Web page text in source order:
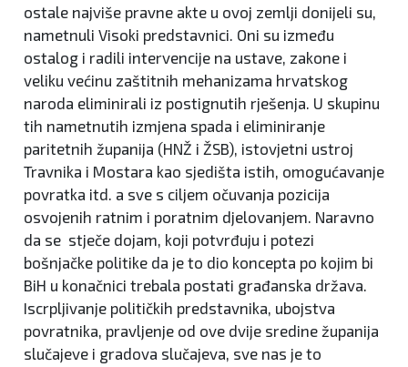
ostale najviše pravne akte u ovoj zemlji donijeli su,
nametnuli Visoki predstavnici. Oni su između
ostalog i radili intervencije na ustave, zakone i
veliku većinu zaštitnih mehanizama hrvatskog
naroda eliminirali iz postignutih rješenja. U skupinu
tih nametnutih izmjena spada i eliminiranje
paritetnih županija (HNŽ i ŽSB), istovjetni ustroj
Travnika i Mostara kao sjedišta istih, omogućavanje
povratka itd. a sve s ciljem očuvanja pozicija
osvojenih ratnim i poratnim djelovanjem. Naravno
da se stječe dojam, koji potvrđuju i potezi
bošnjačke politike da je to dio koncepta po kojim bi
BiH u konačnici trebala postati građanska država.
Iscrpljivanje političkih predstavnika, ubojstva
povratnika, pravljenje od ove dvije sredine županija
slučajeve i gradova slučajeva, sve nas je to